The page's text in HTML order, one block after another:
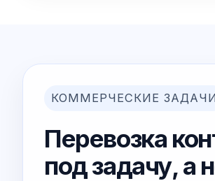
КОММЕРЧЕСКИЕ
Перевозка
под задачу, а